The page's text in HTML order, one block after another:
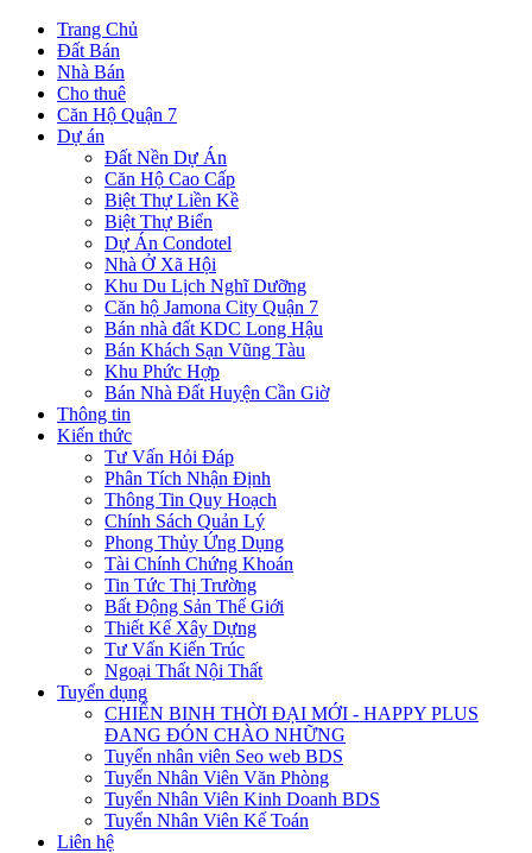
Trang Chủ
Đất Bán
Nhà Bán
Cho thuê
Căn Hộ Quận 7
Dự án
Đất Nền Dự Án
Căn Hộ Cao Cấp
Biệt Thự Liền Kề
Biệt Thự Biển
Dự Án Condotel
Nhà Ở Xã Hội
Khu Du Lịch Nghĩ Dưỡng
Căn hộ Jamona City Quận 7
Bán nhà đất KDC Long Hậu
Bán Khách Sạn Vũng Tàu
Khu Phức Hợp
Bán Nhà Đất Huyện Cần Giờ
Thông tin
Kiến thức
Tư Vấn Hỏi Đáp
Phân Tích Nhận Định
Thông Tin Quy Hoạch
Chính Sách Quản Lý
Phong Thủy Ứng Dụng
Tài Chính Chứng Khoán
Tin Tức Thị Trường
Bất Động Sản Thế Giới
Thiết Kế Xây Dựng
Tư Vấn Kiến Trúc
Ngoại Thất Nội Thất
Tuyển dụng
CHIẾN BINH THỜI ĐẠI MỚI - HAPPY PLUS
ĐANG ĐÓN CHÀO NHỮNG
Tuyển nhân viên Seo web BDS
Tuyển Nhân Viên Văn Phòng
Tuyển Nhân Viên Kinh Doanh BDS
Tuyển Nhân Viên Kế Toán
Liên hệ